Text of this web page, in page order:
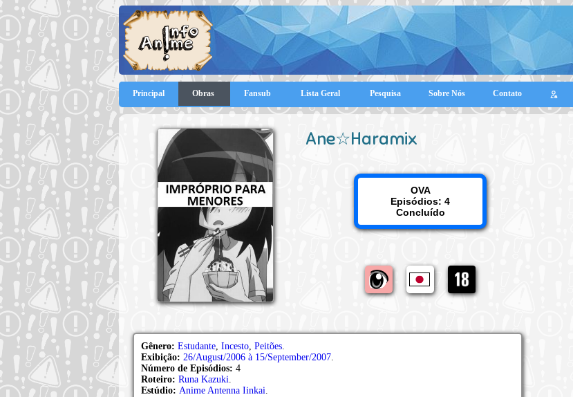
Principal Obras Fansub Lista Geral Pesquisa Sobre Nós Contato
Ane☆Haramix
OVA
Episódios: 4
Concluído
Gênero: Estudante, Incesto, Peitões.
Exibição: 26/August/2006 à 15/September/2007.
Número de Episódios: 4
Roteiro: Runa Kazuki.
Estúdio: Anime Antenna Iinkai.